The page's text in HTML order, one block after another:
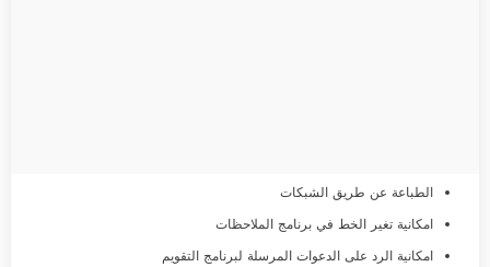
الطباعة عن طريق الشبكات
امكانية تغير الخط في برنامج الملاحظات
امكانية الرد على الدعوات المرسلة لبرنامج التقويم